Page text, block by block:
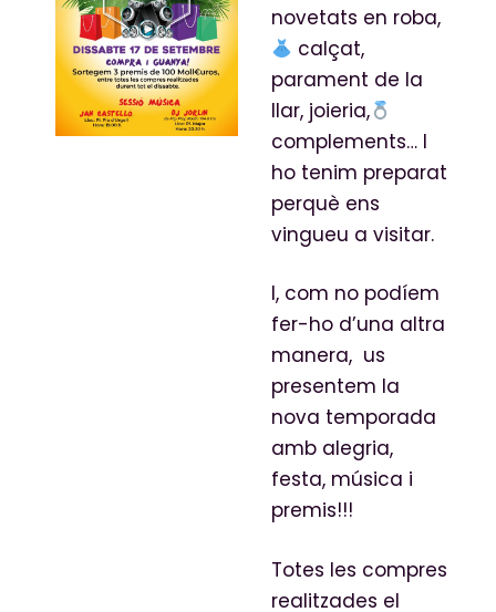
novetats en roba,
calçat,
parament de la
llar, joieria,
complements… I
ho tenim preparat
perquè ens
vingueu a visitar.
I, com no podíem
fer-ho d’una altra
manera, us
presentem la
nova temporada
amb alegria,
festa, música i
premis!!!
Totes les compres
realitzades el